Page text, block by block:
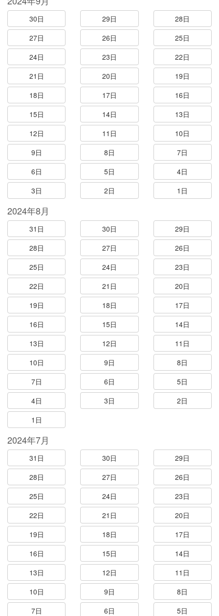
30日 29日
28日
27日
26日
25日
24日
23日
22日
21日
20日
19日
18日
17日
16日
15日
14日
13日
12日
11日
10日
9日
8日
7日
6日
5日
4日
3日
2日 1日
2024年8月
31日 30日
29日
28日
27日
26日
25日
24日
23日
22日
21日
20日
19日
18日
17日
16日
15日
14日
13日
12日
11日
10日
9日
8日
7日
6日
5日
4日
3日
2日
1日
2024年7月
31日 30日
29日
28日
27日
26日
25日
24日
23日
22日
21日
20日
19日
18日
17日
16日
15日
14日
13日
12日
11日
10日
9日
8日
7日
6日
5日